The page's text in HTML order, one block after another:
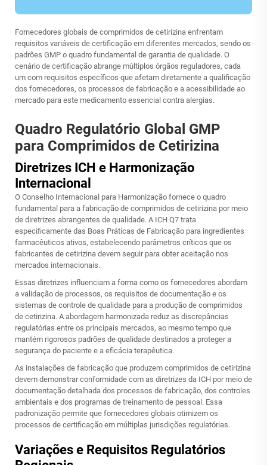
Fornecedores globais de comprimidos de cetirizina enfrentam
requisitos variáveis de certificação em diferentes mercados, sendo os
padrões GMP o quadro fundamental de garantia de qualidade. O
cenário de certificação abrange múltiplos órgãos reguladores, cada
um com requisitos específicos que afetam diretamente a qualificação
dos fornecedores, os processos de fabricação e a acessibilidade ao
mercado para este medicamento essencial contra alergias.
Quadro Regulatório Global GMP
para Comprimidos de Cetirizina
Diretrizes ICH e Harmonização
Internacional
O Conselho Internacional para Harmonização fornece o quadro
fundamental para a fabricação de comprimidos de cetirizina por meio
de diretrizes abrangentes de qualidade. A ICH Q7 trata
especificamente das Boas Práticas de Fabricação para ingredientes
farmacêuticos ativos, estabelecendo parâmetros críticos que os
fabricantes de cetirizina devem seguir para obter aceitação nos
mercados internacionais.
Essas diretrizes influenciam a forma como os fornecedores abordam
a validação de processos, os requisitos de documentação e os
sistemas de controle de qualidade para a produção de comprimidos
de cetirizina. A abordagem harmonizada reduz as discrepâncias
regulatórias entre os principais mercados, ao mesmo tempo que
mantém rigorosos padrões de qualidade destinados a proteger a
segurança do paciente e a eficácia terapêutica.
As instalações de fabricação que produzem comprimidos de cetirizina
devem demonstrar conformidade com as diretrizes da ICH por meio de
documentação detalhada dos processos de fabricação, dos controles
ambientais e dos programas de treinamento de pessoal. Essa
padronização permite que fornecedores globais otimizem os
processos de certificação em múltiplas jurisdições regulatórias.
Variações e Requisitos Regulatórios